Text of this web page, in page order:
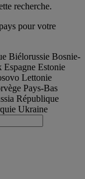
recherche.
pour votre
Biélorussie Bosnie-
Espagne Estonie
Lettonie
Pays-Bas
République
Ukraine